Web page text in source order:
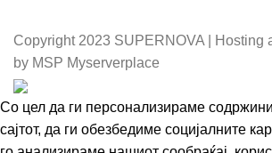
Copyright 2023 SUPERNOVA | Hosting
by MSP Myserverplace
Со цел да ги персонализираме
сајтот, да ги обезбедиме социјалните